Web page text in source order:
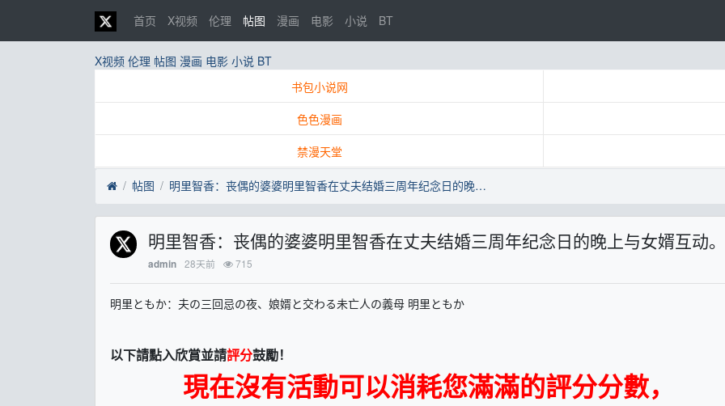
首页 X视频 伦理 帖图 漫画 电影 小说 BT
X视频 伦理 帖图 漫画 电影 小说 BT
书包小说网
色色漫画
禁漫天堂
帖图 明里智香：丧偶的婆婆明里智香在丈夫结婚三周年纪念日的晚上与女婿互动。
明里智香：丧偶的婆婆明里智香在丈夫结婚三周年纪念日的晚上与女婿互动
admin 28天前 715
明里ともか：夫の三回忌の夜、娘婿と交わる未亡人の義母 明里ともか
以下請點入欣賞並請評分鼓勵！
現在沒有活動可以消耗您滿滿的評分分數，